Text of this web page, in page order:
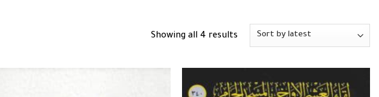
Showing all 4 resultsSorted